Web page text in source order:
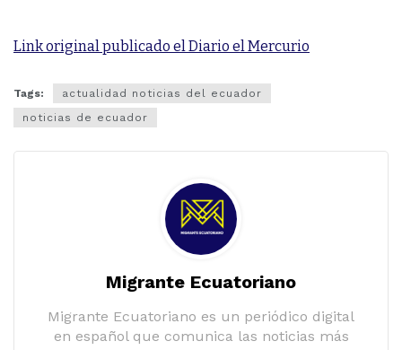
Link original publicado el Diario el Mercurio
Tags:
actualidad noticias del ecuador
noticias de ecuador
Migrante Ecuatoriano
Migrante Ecuatoriano es un periódico digital
en español que comunica las noticias más